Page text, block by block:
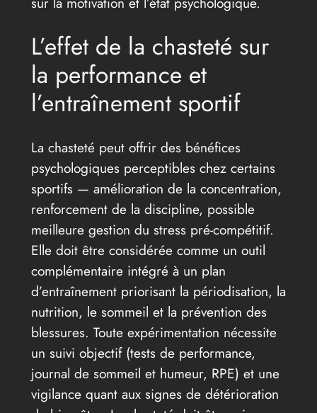
L’effet de la chasteté sur
la performance et
l’entraînement sportif
La chasteté peut offrir des bénéfices
psychologiques perceptibles chez certains
sportifs — amélioration de la concentration,
renforcement de la discipline, possible
meilleure gestion du stress pré-compétitif.
Elle doit être considérée comme un outil
complémentaire intégré à un plan
d’entraînement priorisant la périodisation, la
nutrition, le sommeil et la prévention des
blessures. Toute expérimentation nécessite
un suivi objectif (tests de performance,
journal de sommeil et humeur, RPE) et une
vigilance quant aux signes de détérioration